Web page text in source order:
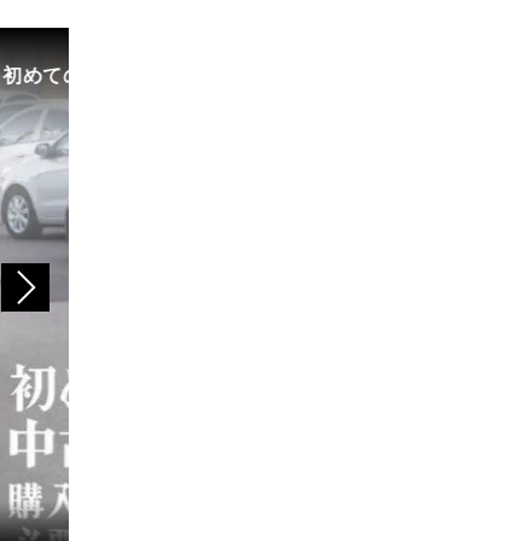
初めての中古車選び、購入時の流れや必要な書類などに